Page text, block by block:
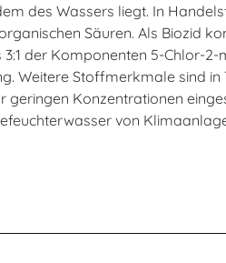
des Wassers liegt. In
Säuren. Als Biozid
der Komponenten 5-Chlor-2-
Weitere Stoffmerkmale sind in
Konzentrationen
von